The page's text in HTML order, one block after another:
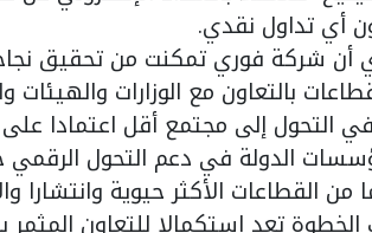
أي تداول نقدي.
فوري تمكنت من تحقيق
بالتعاون مع الوزارات
التحول إلى مجتمع أقل اعتمادا
الدولة في دعم التحول الرقمي
من القطاعات الأكثر حيوية وانتشارا
الخطوة تعد استكمالا للتعاون المثمر